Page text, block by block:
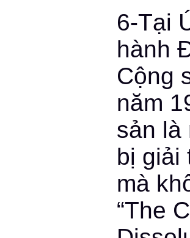
6-Tại
hành
Cộng
năm
sản là
bị giải
mà
“The